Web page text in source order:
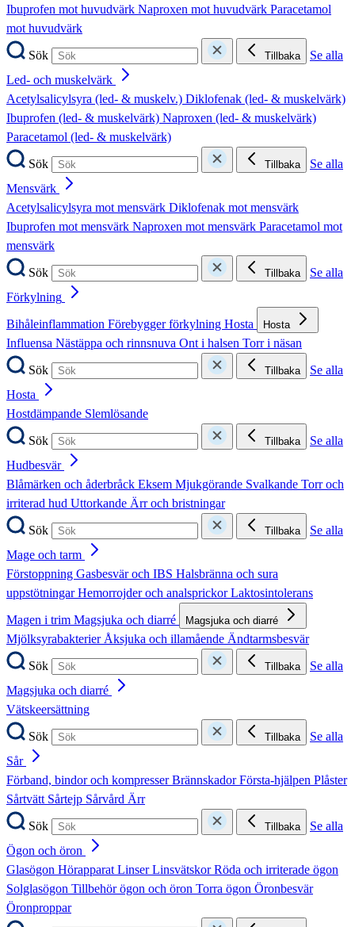
Ibuprofen mot huvudvärk Naproxen mot huvudvärk Paracetamol
mot huvudvärk
Sök
Tillbaka
Se alla
Led- och muskelvärk
Acetylsalicylsyra (led- & muskelv.) Diklofenak (led- & muskelvärk)
Ibuprofen (led- & muskelvärk) Naproxen (led- & muskelvärk)
Paracetamol (led- & muskelvärk)
Sök
Tillbaka
Se alla
Mensvärk
Acetylsalicylsyra mot mensvärk Diklofenak mot mensvärk
Ibuprofen mot mensvärk Naproxen mot mensvärk Paracetamol mot
mensvärk
Sök
Tillbaka
Se alla
Förkylning
Bihåleinflammation Förebygger förkylning Hosta Hosta
Influensa Nästäppa och rinnsnuva Ont i halsen Torr i näsan
Sök
Tillbaka
Se alla
Hosta
Hostdämpande Slemlösande
Sök
Tillbaka
Se alla
Hudbesvär
Blåmärken och åderbråck Eksem Mjukgörande Svalkande Torr och
irriterad hud Uttorkande Ärr och bristningar
Sök
Tillbaka
Se alla
Mage och tarm
Förstoppning Gasbesvär och IBS Halsbränna och sura
uppstötningarHemorrojder och analsprickorLaktosintolerans
Magen i trim Magsjuka och diarré Magsjuka och diarré
MjölksyrabakterierÅksjuka och illamående Ändtarmsbesvär
Sök
Tillbaka
Se alla
Magsjuka och diarré
Vätskeersättning
Sök
Tillbaka
Se alla
Sår
Förband, bindor och kompresserBrännskadorFörsta-hjälpen Plåster
Sårtvätt Sårtejp Sårvård Ärr
Sök
Tillbaka
Se alla
Ögon och öron
Glasögon HörapparatLinserLinsvätskorRöda och irriterade ögon
Solglasögon Tillbehör ögon och öron Torra ögon Öronbesvär
Öronproppar